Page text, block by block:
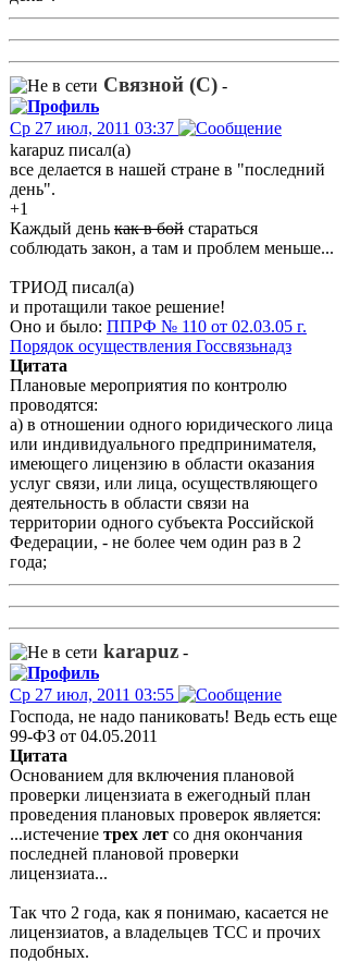
Связной (С) -
Ср 27 июл, 2011 03:37
karapuz писал(а)
все делается в нашей стране в "последний
день".
+1
Каждый день как в бой стараться
соблюдать закон, а там и проблем меньше...
ТРИОД писал(а)
и протащили такое решение!
Оно и было: ППРФ № 110 от 02.03.05 г.
Порядок осуществления Госсвязьнадз
Цитата
Плановые мероприятия по контролю
проводятся:
а) в отношении одного юридического лица
или индивидуального предпринимателя,
имеющего лицензию в области оказания
услуг связи, или лица, осуществляющего
деятельность в области связи на
территории одного субъекта Российской
Федерации, - не более чем один раз в 2
года;
karapuz -
Ср 27 июл, 2011 03:55
Господа, не надо паниковать! Ведь есть еще
99-ФЗ от 04.05.2011
Цитата
Основанием для включения плановой
проверки лицензиата в ежегодный план
проведения плановых проверок является:
...истечение трех лет со дня окончания
последней плановой проверки
лицензиата...
Так что 2 года, как я понимаю, касается не
лицензиатов, а владельцев ТСС и прочих
подобных.